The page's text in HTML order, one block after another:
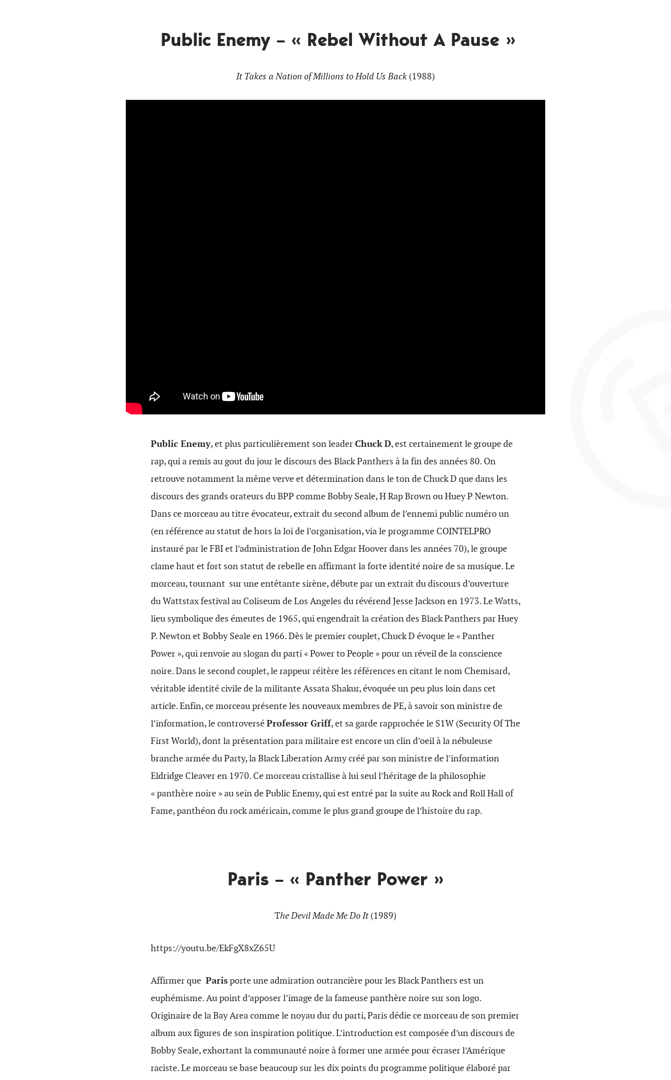
Public Enemy – « Rebel Without A Pause »
It Takes a Nation of Millions to Hold Us Back (1988)
Public Enemy, et plus particulièrement son leaderChuck D, est certainement le groupe de
rap, qui a remis au gout du jour le discours des Black Panthers à la fin des années 80. On
retrouve notamment la même verve et détermination dans le ton de Chuck D que dans les
discours des grands orateurs du BPP comme Bobby Seale, H Rap Brown ou Huey P Newton.
Dans ce morceau au titre évocateur, extrait du second album de l’ennemi public numéro un
(en référence au statut de hors la loi de l’organisation, via le programme COINTELPRO
instauré par le FBI et l’administration de John Edgar Hoover dans les années 70), le groupe
clame haut et fort son statut de rebelle en affirmant la forte identité noire de sa musique. Le
morceau, tournant sur une entêtante sirène, débute par un extrait du discours d’ouverture
du Wattstax festival au Coliseum de Los Angeles du révérend Jesse Jackson en 1973. Le Watts,
lieu symbolique des émeutes de 1965, qui engendrait la création des Black Panthers par Huey
P. Newton et Bobby Seale en 1966. Dès le premier couplet, Chuck D évoque le « Panther
Power », qui renvoie au slogan du parti « Power to People » pour un réveil de la conscience
noire. Dans le second couplet, le rappeur réitère les références en citant le nom Chemisard,
véritable identité civile de la militante Assata Shakur, évoquée un peu plus loin dans cet
article. Enfin, ce morceau présente les nouveaux membres de PE, à savoir son ministre de
l’information, le controverséProfessor Griff, et sa garde rapprochée le S1W (Security Of The
First World), dont la présentation para militaire est encore un clin d’oeil à la nébuleuse
branche armée du Party, la Black Liberation Army créé par son ministre de l’information
Eldridge Cleaver en 1970. Ce morceau cristallise à lui seul l’héritage de la philosophie
« panthère noire » au sein de Public Enemy, qui est entré par la suite au Rock and Roll Hall of
Fame, panthéon du rock américain, comme le plus grand groupe de l’histoire du rap.
Paris – « Panther Power »
The Devil Made Me Do It(1989)
https://youtu.be/EkFgX8xZ65U
Affirmer que Parisporte une admiration outrancière pour les Black Panthers est un
euphémisme. Au point d’apposer l’image de la fameuse panthère noire sur son logo.
Originaire de la Bay Area comme le noyau dur du parti, Paris dédie ce morceau de son premier
album aux figures de son inspiration politique. L’introduction est composée d’un discours de
Bobby Seale, exhortant la communauté noire à former une armée pour écraser l’Amérique
raciste. Le morceau se base beaucoup sur les dix points du programme politique élaboré par